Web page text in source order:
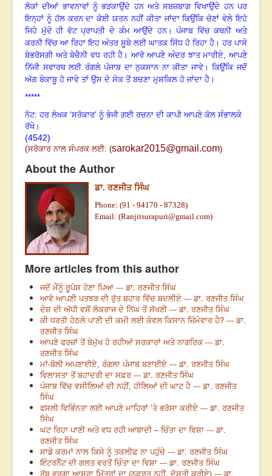
ਲੋਕਾਂ ਦੀਆਂ ਭਾਵਨਾਵਾਂ ਨੂੰ ਭੜਕਾਉਂਦੇ ਹਨ ਅਤੇ ਸਬਜ਼ਬਾਗ ਵਿਖਾਉਂਦੇ ਹਨ ਪਰ
ਇਨ੍ਹਾਂ ਨੂੰ ਹੱਲ ਕਰਨ ਦਾ ਕੋਈ ਯਤਨ ਨਹੀਂ ਕੀਤਾ ਜਾਂਦਾ ਕਿਉਂਕਿ ਚੋਣਾਂ ਵੇਲੇ ਇਹੋ
ਜਿਹੇ ਮੁੱਦੇ ਹੀ ਵੋਟ ਪ੍ਰਾਪਤੀ ਦੇ ਕੰਮ ਆਉਂਦੇ ਹਨ।ਪੰਜਾਬ ਵਿੱਚ ਕਥਨੀ ਅਤੇ
ਕਰਨੀ ਵਿੱਚ ਆ ਰਿਹਾ ਇਹ ਅੰਤਰ ਸੂਬੇ ਲਈ ਘਾਤਕ ਸਿੱਧ ਹੋ ਰਿਹਾ ਹੈ । ਹਰ ਪਾਸੇ
ਬੇਭਰੋਸਗੀ ਅਤੇ ਬੇਚੈਨੀ ਵਧ ਰਹੀ ਹੈ । ਆਵੋ ਆਪਣੇ ਅੰਦਰ ਝਾਤ ਮਾਰੀਏ, ਆਪਣੇ
ਨਿੱਜੀ ਸਵਾਰਥ ਲਈ ਰੰਗਲੇ ਪੰਜਾਬ ਦਾ ਨੁਕਸਾਨ ਨਾ ਕੀਤਾ ਜਾਵੇ।ਕਿਉਂਕਿ ਜਦੋਂ
ਅੱਗ ਬੇਕਾਬੂ ਹੋ ਜਾਵੇ ਤਾਂ ਉਸ ਦੇ ਸੇਕ ਤੋਂ ਬਚਣਾ ਮੁਸ਼ਕਿਲ ਹੋ ਜਾਂਦਾ ਹੈ ।
*****
ਨੋਟ: ਹਰ ਲੇਖਕ ‘ਸਰੋਕਾਰ’ ਨੂੰ ਭੇਜੀ ਗਈ ਰਚਨਾ ਦੀ ਕਾਪੀ ਆਪਣੇ ਕੋਲ ਸੰਭਾਲਕੇ
ਰੱਖੇ।
(4542)
(ਸਰੋਕਾਰ ਨਾਲ ਸੰਪਰਕ ਲਈ: (sarokar2015@gmail.com)
About the Author
ਡਾ. ਰਣਜੀਤ ਸਿੰਘ
Phone: (91 - 94170 - 87328)
Email: (Ranjitsurapuri@gmail.com)
More articles from this author
ਜਦੋਂ ਮੈਂਨੂੰ ਰੂਪੋਸ਼ ਹੋਣਾ ਪਿਆ --- ਡਾ. ਰਣਜੀਤ ਸਿੰਘ
ਆਵੋ ਆਪਣੀ ਪਤਝੜ ਦੀ ਰੁੱਤ ਬਹਾਰ ਵਿੱਚ ਬਦਲੀਏ --- ਡਾ. ਰਣਜੀਤ ਸਿੰਘ
ਦੇਸ਼ ਦੀ ਅੱਧੀ ਵਸੋਂ ਲੋਕਰਾਜ ਦੇ ਨਿੱਘ ਤੋਂ ਸੱਖਣੀ --- ਡਾ. ਰਣਜੀਤ ਸਿੰਘ
ਕੀ ਧਰਤੀ ਹੇਠਲੇ ਪਾਣੀ ਦੀ ਕਮੀ ਲਈ ਕੇਵਲ ਕਿਸਾਨ ਜ਼ਿੰਮੇਵਾਰ ਹੈ? --- ਡਾ.
ਰਣਜੀਤ ਸਿੰਘ
ਆਪਣੇ ਫਰਜ਼ਾਂ ਤੋਂ ਬੇਮੁੱਖ ਹੋ ਰਹੀਆਂ ਸਰਕਾਰਾਂ ਅਤੇ ਨਾਗਰਿਕ --- ਡਾ.
ਰਣਜੀਤ ਸਿੰਘ
ਮਾਂ-ਬੋਲੀ ਅਪਣਾਈਏ, ਰੰਗਲਾ ਪੰਜਾਬ ਬਣਾਈਏ --- ਡਾ. ਰਣਜੀਤ ਸਿੰਘ
ਵਿਲਾਸਤਾ ਤੋਂ ਬਹਾਦਰੀ ਦਾ ਸਫ਼ਰ --- ਡਾ. ਰਣਜੀਤ ਸਿੰਘ
ਪੰਜਾਬ ਵਿੱਚ ਵਸੀਲਿਆਂ ਦੀ ਨਹੀਂ, ਹੀਲਿਆਂ ਦੀ ਘਾਟ ਹੈ --- ਡਾ. ਰਣਜੀਤ
ਸਿੰਘ
ਫਸਲੀ ਵਿਭਿੰਨਤਾ ਲਈ ਆਪਣੇ ਮਾਹਿਰਾਂ ’ਤੇ ਭਰੋਸਾ ਕਰੀਏ --- ਡਾ. ਰਣਜੀਤ
ਸਿੰਘ
ਘਟ ਰਿਹਾ ਪਾਣੀ ਅਤੇ ਵਧ ਰਹੀ ਆਬਾਦੀ – ਚਿੰਤਾ ਦਾ ਵਿਸ਼ਾ --- ਡਾ.
ਰਣਜੀਤ ਸਿੰਘ
ਸਾਡੇ ਕਰਮਾਂ ਨਾਲ ਕਿਸੇ ਨੂੰ ਤਕਲੀਫ਼ ਨਾ ਪਹੁੰਚੇ --- ਡਾ. ਰਣਜੀਤ ਸਿੰਘ
ਇੰਟਰਨੈੱਟ ਦੀ ਗਲਤ ਵਰਤੋਂ ਚਿੰਤਾ ਦਾ ਵਿਸ਼ਾ --- ਡਾ. ਰਣਜੀਤ ਸਿੰਘ
ਰੱਬ ਵਰਗਾ ਆਸਰਾ ਮਿੱਤਰਾਂ ਦਾ (ਨਫ਼ਰਤ ਨਹੀਂ, ਦੋਸਤੀ ਕਰੀਏ) --- ਡਾ.